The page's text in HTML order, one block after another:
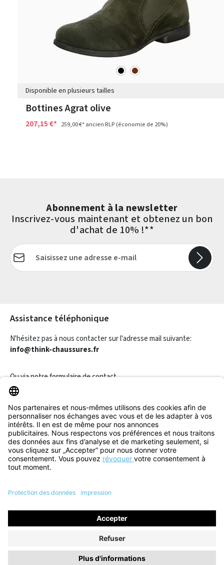
noir marron
Disponible en plusieurs tailles
Bottines Agrat olive
207,15 €* 259,00 €*ancien RLP(économie de 20%)
Abonnement à la newsletter
Inscrivez-vous maintenant et obtenez un bon
d'achat de 10% !**
Adresse e-mail*
Assistance téléphonique
N'hésitez pas à nous contacter sur l'adresse mail suivante:
info@think-chaussures.fr
Ou via notreformulaire de contact.
Révoquer un contrat
Informations
Aide & Contact
Tous les prix incluent la TVA plus les
éventuels frais de livraison, sauf indication contraire.